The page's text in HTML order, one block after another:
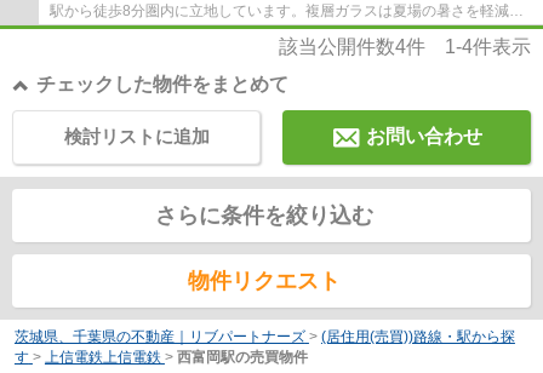
駅から徒歩8分圏内に立地しています。複層ガラスは夏場の暑さを軽減す
るので、光熱費の節約にもつなげられます。...
該当公開件数4件 1-4件表示
チェックした物件をまとめて
お問い合わせ
検討リストに追加
さらに条件を絞り込む
物件リクエスト
茨城県、千葉県の不動産｜リブパートナーズ > (居住用(売買))路線・駅から探
す > 上信電鉄上信電鉄 > 西富岡駅の売買物件